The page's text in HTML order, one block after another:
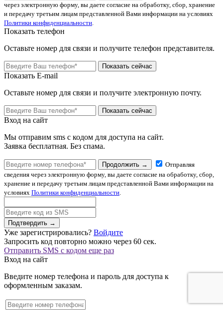
через электронную форму, вы даете согласие на обработку, сбор, хранение
и передачу третьим лицам представленной Вами информации на условиях
Политики конфиденциальности.
Показать телефон
Оставьте номер для связи и получите телефон представителя.
Показать сейчас
Показать E-mail
Оставьте номер для связи и получите электронную почту.
Показать сейчас
Вход на сайт
Мы отправим sms с кодом для доступа на сайт.
Заявка бесплатная. Без спама.
Продолжить →
Отправляя
сведения через электронную форму, вы даете согласие на обработку, сбор,
хранение и передачу третьим лицам представленной Вами информации на
условиях Политики конфиденциальности.
Подтвердить →
Уже зарегистрировались? Войдите
Запросить код повторно можно через 60 сек.
Отправить SMS с кодом еще раз
Вход на сайт
Введите номер телефона и пароль для доступа к
оформленным заказам.